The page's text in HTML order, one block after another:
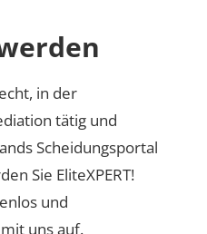
in der
tätig und
Scheidungsportal
Sie EliteXPERT!
und
uns auf.